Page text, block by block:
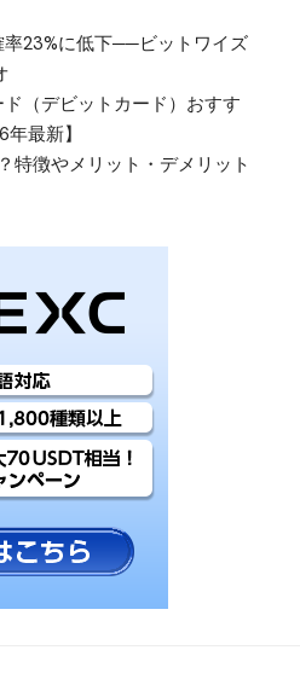
23%に低下──ビットワイズ
（デビットカード）おすす
最新】
特徴やメリット・デメリット